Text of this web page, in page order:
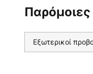
Εξωτερικοί